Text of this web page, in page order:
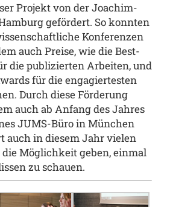
Projekt von derJoachim-
gefördert. So konnten
Konferenzen
auch Preise, wie die Best-
die publizierten Arbeiten, und
für die engagiertesten
Durch diese Förderung
auch ab Anfang des Jahres
JUMS-Büro in München
auch in diesem Jahr vielen
Möglichkeit geben, einmal
zu schauen.